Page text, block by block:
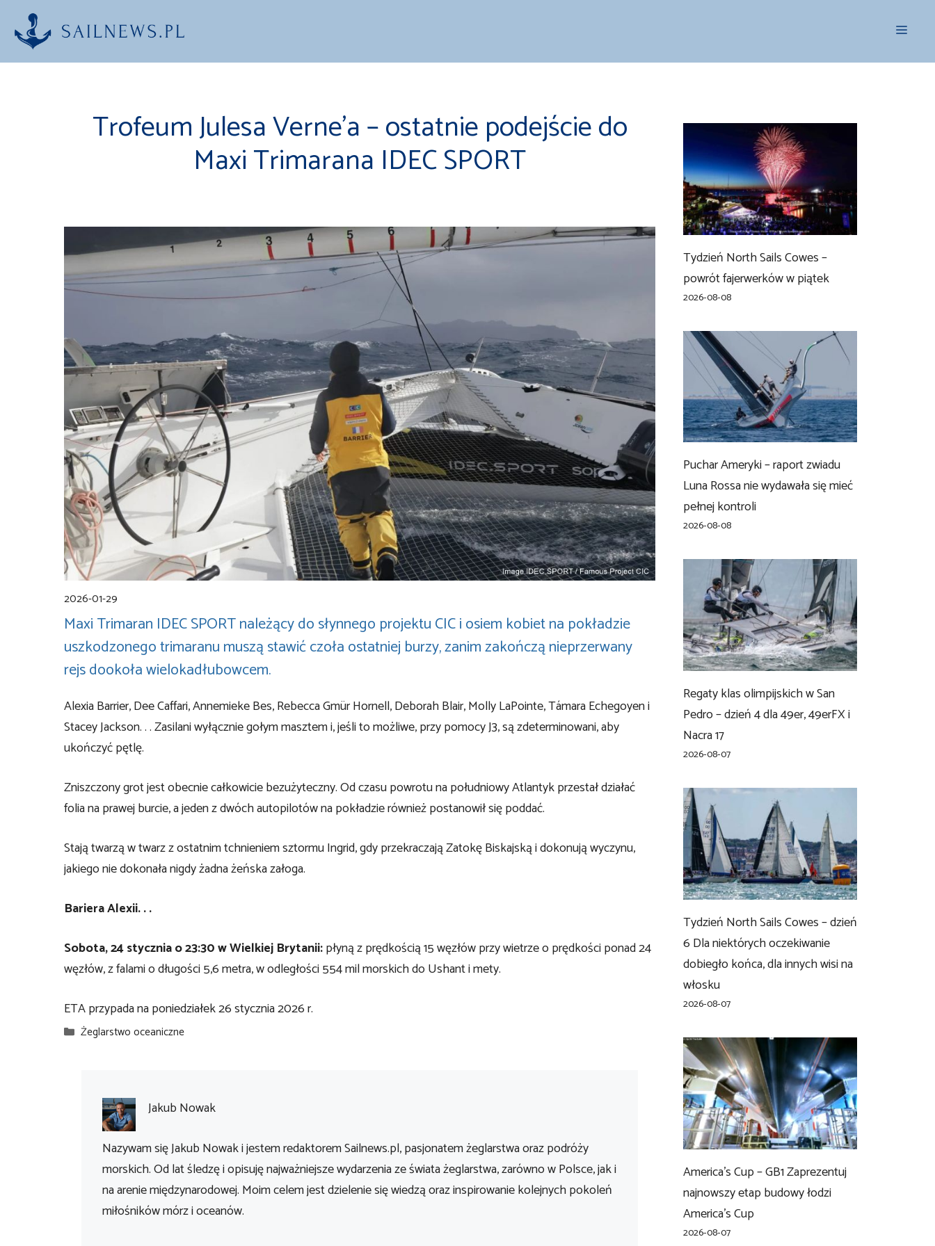
Przejdź
Menu
Trofeum Julesa Verne’a – ostatnie podejście do
Maxi Trimarana IDEC SPORT
2026-01-29
Maxi Trimaran IDEC SPORT należący do słynnego projektu CIC i osiem kobiet na pokładzie
uszkodzonego trimaranu muszą stawić czoła ostatniej burzy, zanim zakończą nieprzerwany
rejs dookoła wielokadłubowcem.
Alexia Barrier, Dee Caffari, Annemieke Bes, Rebecca Gmür Hornell, Deborah Blair, Molly LaPointe, Támara Echegoyen i
Stacey Jackson. . . Zasilani wyłącznie gołym masztem i, jeśli to możliwe, przy pomocy J3, są zdeterminowani, aby
ukończyć pętlę.
Zniszczony grot jest obecnie całkowicie bezużyteczny. Od czasu powrotu na południowy Atlantyk przestał działać
folia na prawej burcie, a jeden z dwóch autopilotów na pokładzie również postanowił się poddać.
Stają twarzą w twarz z ostatnim tchnieniem sztormu Ingrid, gdy przekraczają Zatokę Biskajską i dokonują wyczynu,
jakiego nie dokonała nigdy żadna żeńska załoga.
Bariera Alexii. . .
Sobota, 24 stycznia o 23:30 w Wielkiej Brytanii:płyną z prędkością 15 węzłów przy wietrze o prędkości ponad 24
węzłów, z falami o długości 5,6 metra, w odległości 554 mil morskich do Ushant i mety.
ETA przypada na poniedziałek 26 stycznia 2026 r.
Kategorie
Żeglarstwo oceaniczne
Jakub Nowak
Nazywam się Jakub Nowak i jestem redaktorem Sailnews.pl, pasjonatem żeglarstwa oraz podróży
morskich. Od lat śledzę i opisuję najważniejsze wydarzenia ze świata żeglarstwa, zarówno w Polsce, jak i
na arenie międzynarodowej. Moim celem jest dzielenie się wiedzą oraz inspirowanie kolejnych pokoleń
miłośników mórz i oceanów.
Tydzień North Sails Cowes –
powrót fajerwerków w piątek
2026-08-08
Puchar Ameryki – raport zwiadu
Luna Rossa nie wydawała się mieć
pełnej kontroli
2026-08-08
Regaty klas olimpijskich w San
Pedro – dzień 4 dla 49er, 49erFX i
Nacra 17
2026-08-07
Tydzień North Sails Cowes – dzień
6 Dla niektórych oczekiwanie
dobiegło końca, dla innych wisi na
włosku
2026-08-07
America’s Cup – GB1 Zaprezentuj
najnowszy etap budowy łodzi
America’s Cup
2026-08-07